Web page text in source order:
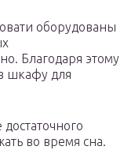
оборудованы
Благодаря этому
шкафу для
во время сна.